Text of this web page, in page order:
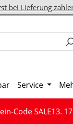
bei Lieferung
Service
Code SALE13.